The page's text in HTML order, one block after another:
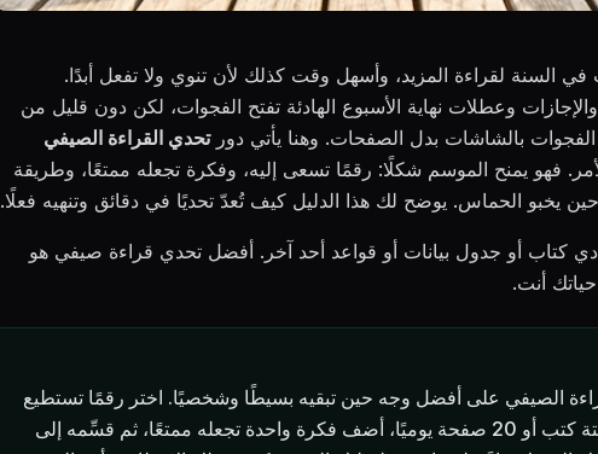
السنة لقراءة المزيد، وأسهل وقت كذلك لأن تنوي ولا تفعل أبدًا.
وعطلات نهاية الأسبوع الهادئة تفتح الفجوات، لكن دون قليل من
الفجوات بالشاشات بدل الصفحات. وهنا يأتي دورتحدي القراءة الصيفي
فهو يمنح الموسم شكلًا: رقمًا تسعى إليه، وفكرة تجعله ممتعًا، وطريقة
يخبو الحماس. يوضح لك هذا الدليل كيف تُعدّ تحديًا في دقائق وتنهيه فعلًا.
كتاب أو جدول بيانات أو قواعد أحد آخر. أفضل تحدي قراءة صيفي هو
أنت.
الصيفي على أفضل وجه حين تبقيه بسيطًا وشخصيًا. اختر رقمًا تستطيع
بلوغه واقعيًا، ستة كتب أو 20 صفحة يوميًا، أضف فكرة واحدة تجعله ممتعًا، ثم قسِّمه إلى